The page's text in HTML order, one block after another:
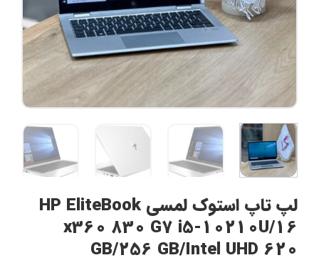
لپ تاپ استوک لمسی HP EliteBook
x360 830 G7 i5-10210U/16
GB/256 GB/Intel UHD 620